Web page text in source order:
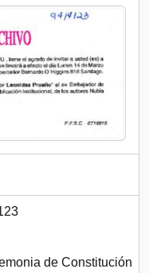
de Constitución